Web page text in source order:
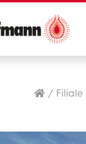
/ Filiale